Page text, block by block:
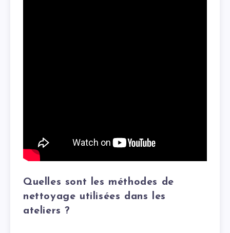
Quelles sont les méthodes de
nettoyage utilisées dans les
ateliers ?